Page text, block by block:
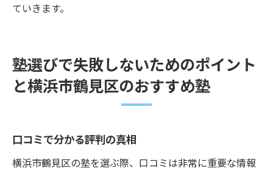
ていきます。
塾選びで失敗しないためのポイント
と横浜市鶴見区のおすすめ塾
口コミで分かる評判の真相
横浜市鶴見区の塾を選ぶ際、口コミは非常に重要な情報